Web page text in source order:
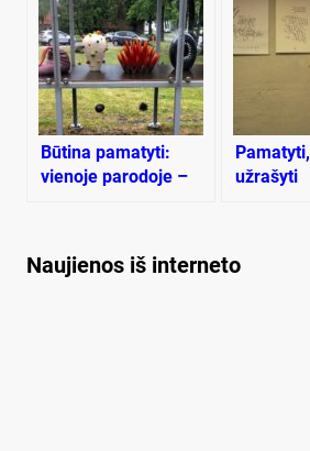
Būtina pamatyti:
vienoje parodoje –
užrašyti
Naujienos iš interneto